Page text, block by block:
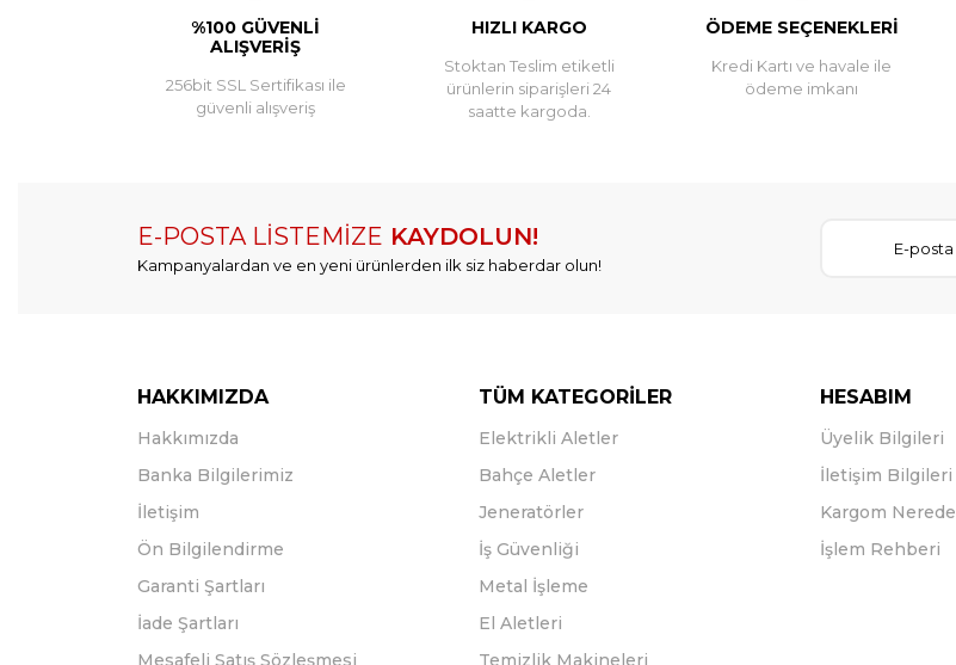
%100 GÜVENLİ
ALIŞVERİŞ
256bit SSL Sertifikası ile
güvenli alışveriş
HIZLI KARGO
Stoktan Teslim etiketli
ürünlerin siparişleri 24
saatte kargoda.
ÖDEME SEÇENEKLERİ
Kredi Kartı ve havale ile
ödeme imkanı
E-POSTA LİSTEMİZE KAYDOLUN!
Kampanyalardan ve en yeni ürünlerden ilk siz haberdar olun!
HAKKIMIZDA
Hakkımızda
Banka Bilgilerimiz
İletişim
Ön Bilgilendirme
Garanti Şartları
İade Şartları
Mesafeli Satış Sözleşmesi
TÜM KATEGORİLER
Elektrikli Aletler
Bahçe Aletler
Jeneratörler
İş Güvenliği
Metal İşleme
El Aletleri
Temizlik Makineleri
HESABIM
Üyelik Bilgileri
İletişim Bilgileri
Kargom Nerede
İşlem Rehberi